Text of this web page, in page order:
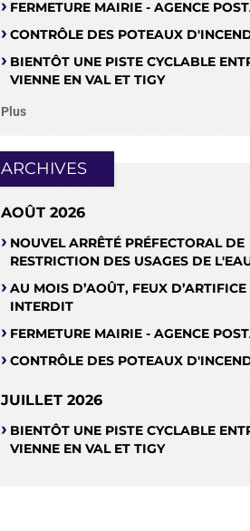
FERMETURE MAIRIE - AGENCE
CONTRÔLE DES POTEAUX
BIENTÔT UNE PISTE CYCLABLE
VIENNE EN VAL ET TIGY
Plus
ARCHIVES
AOÛT 2026
NOUVEL ARRÊTÉ PRÉFECTORAL DE
RESTRICTION DES USAGES DE
AU MOIS D’AOÛT, FEUX D’ARTIFICE
INTERDIT
FERMETURE MAIRIE - AGENCE
CONTRÔLE DES POTEAUX
JUILLET 2026
BIENTÔT UNE PISTE CYCLABLE
VIENNE EN VAL ET TIGY